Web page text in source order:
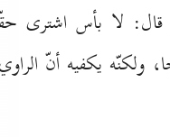
قال: لا بأس اشترى
ولكنّه يكفيه أنّ